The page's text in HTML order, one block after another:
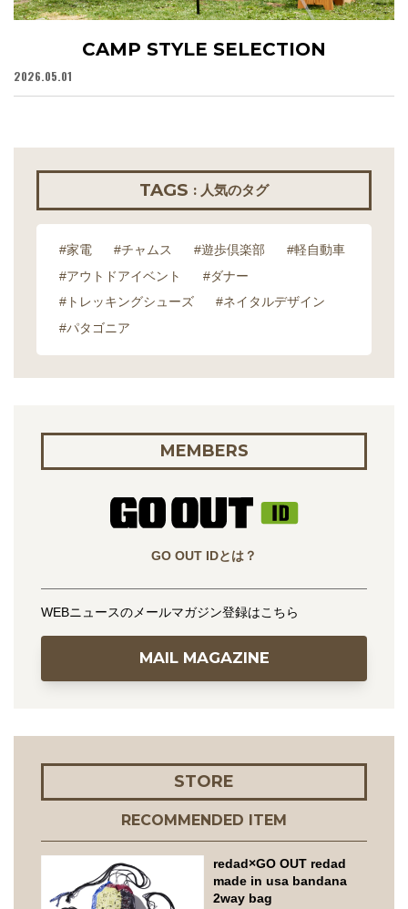
CAMP STYLE SELECTION
2026.05.01
TAGS : 人気のタグ
#家電 #チャムス #遊歩倶楽部
#軽自動車
#アウトドアイベント
#ダナー
#トレッキングシューズ
#ネイタルデザイン
#パタゴニア
MEMBERS
GO OUT IDとは？
WEBニュースのメールマガジン登録はこちら
MAIL MAGAZINE
STORE
RECOMMENDED ITEM
redad×GO OUT redad
made in usa bandana
2way bag